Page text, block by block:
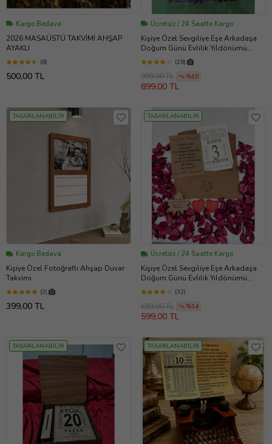
Kargo Bedava
2026 MASAÜSTÜ TAKVİMİ AHŞAP
AYAKLI
(8)
500,00 TL
Ücretsiz / 24 Saatte Kargo
Kişiye Özel Sevgiliye Eşe Arkadaşa
Doğum Günü Evlilik Yıldönümü
Hediye Takvim Yaprağı Fotoğraf
Kafes Çerçeveli
(28)
999,00 TL %10
899,00 TL
TASARLANABİLİR
Kargo Bedava
Kişiye Özel Fotoğraflı Ahşap Duvar
Takvimi
(2)
399,00 TL
TASARLANABİLİR
Ücretsiz / 24 Saatte Kargo
Kişiye Özel Sevgiliye Eşe Arkadaşa
Doğum Günü Evlilik Yıldönümü
Hediye Takvim Yaprağı NOSTALJİK
ZARFLI
(32)
699,00 TL %14
599,00 TL
TASARLANABİLİR TASARLANABİLİR